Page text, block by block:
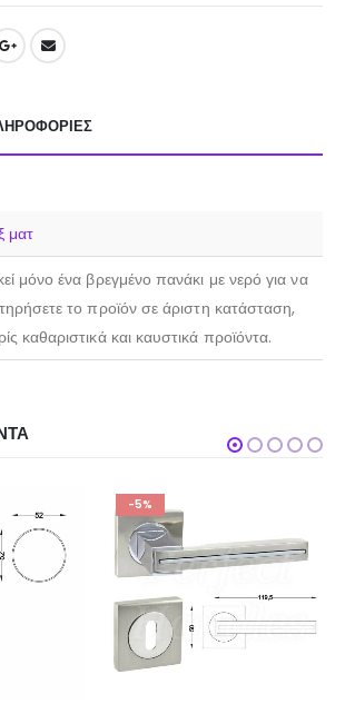
ματ
μόνο ένα βρεγμένο πανάκι με νερό για να
το προϊόν σε άριστη κατάσταση,
καθαριστικά και καυστικά προϊόντα.
-5%